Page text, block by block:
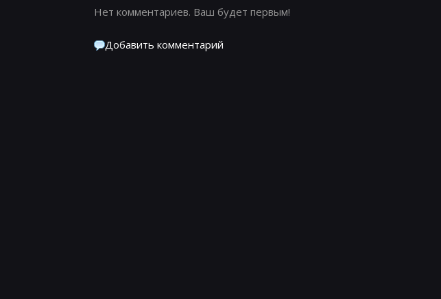
Нет комментариев. Ваш будет первым!
Добавить комментарий